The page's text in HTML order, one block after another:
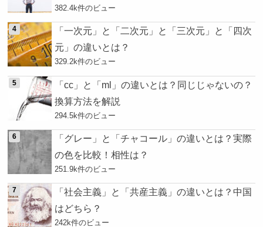
382.4k件のビュー
「一次元」と「二次元」と「三次元」と「四次
元」の違いとは？
329.2k件のビュー
「cc」と「ml」の違いとは？同じじゃないの？
換算方法を解説
294.5k件のビュー
「グレー」と「チャコール」の違いとは？実際
の色を比較！相性は？
251.9k件のビュー
「社会主義」と「共産主義」の違いとは？中国
はどちら？
242k件のビュー